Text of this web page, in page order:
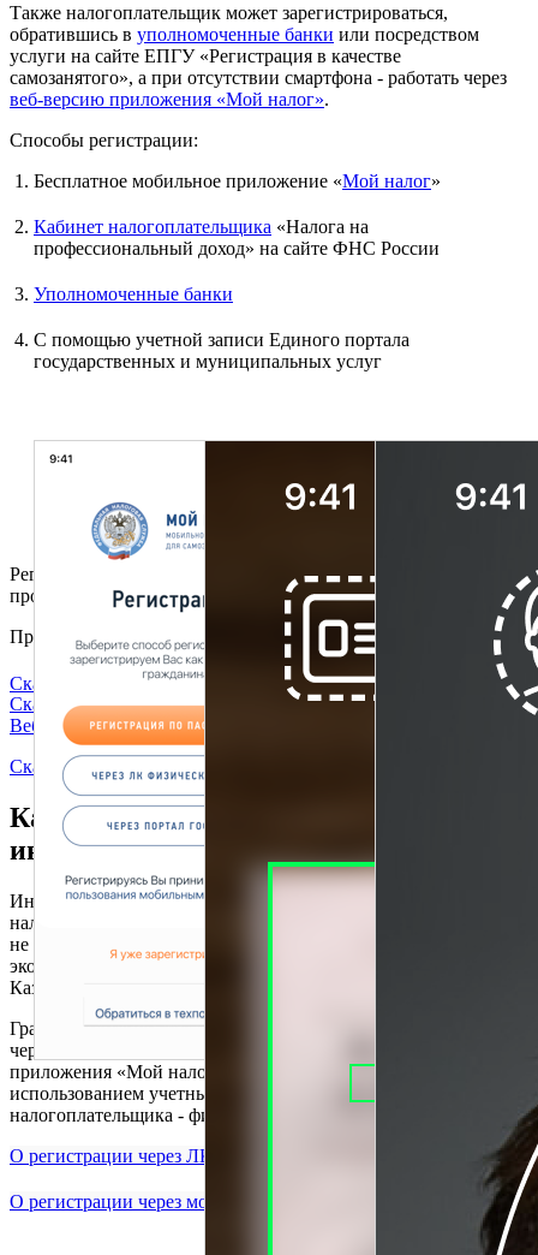
Также налогоплательщик может зарегистрироваться,
обратившись в уполномоченные банки или посредством
услуги на сайте ЕПГУ «Регистрация в качестве
самозанятого», а при отсутствии смартфона - работать через
веб-версию приложения «Мой налог».
Способы регистрации:
Бесплатное мобильное приложение «Мой налог»
Кабинет налогоплательщика «Налога на
профессиональный доход» на сайте ФНС России
Уполномоченные банки
С помощью учетной записи Единого портала
государственных и муниципальных услуг
Регистрация очень простая. Вместо подписи заявления нужно
просто моргнуть в камеру.
Приложение уже доступно для скачивания.
Скачать из App Store
Скачать из Rustore
Скачать из Google Play Huawei AppGallery
Веб-версия
Скачать приложение для Android
Как использовать налоговый режим
иностранцам
Иностранные граждане тоже могут применять специальный
налоговый режим «Налог на профессиональный доход». Но
не все, а только граждане стран, входящих в Евразийский
экономический союз (Республики Беларуси, Армении,
Казахстана и Киргизии), а также граждане Украины.
Граждане стран ЕАЭС и Украины могут зарегистрироваться
через мобильное приложение «Мой налог» или веб-версию
приложения «Мой налог». Регистрация возможна с
использованием учетных данных от Личного кабинета
налогоплательщика - физического лица.
О регистрации через ЛК
О регистрации через мобильное приложение